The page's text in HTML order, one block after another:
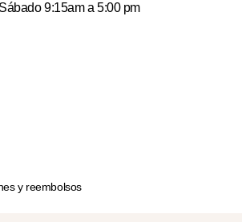
9:15am a 5:00 pm
y reembolsos